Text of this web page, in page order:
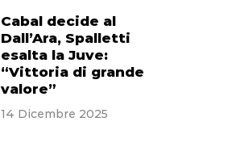
Cabal decide al
Dall’Ara, Spalletti
esalta la Juve:
“Vittoria di grande
valore”
14 Dicembre 2025